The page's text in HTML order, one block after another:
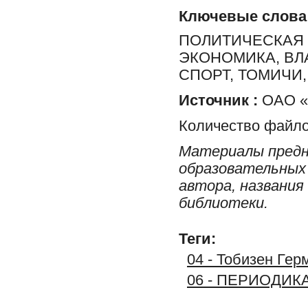
Ключевые слова
ЭКОНОМИКА,
СПОРТ,
Источник : ОАО
Количество
Материалы
автора,
библиотеки.
Теги:
04 - Тобизен
06 -